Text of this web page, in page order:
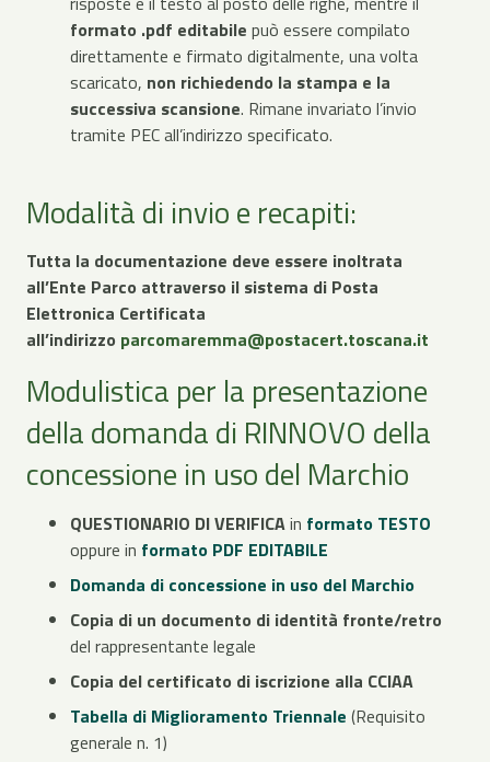
formato .pdf editabile può essere compilato
direttamente e firmato digitalmente, una volta
scaricato, non richiedendo la stampa e la
successiva scansione. Rimane invariato l’invio
tramite PEC all’indirizzo specificato.
Modalità di invio e recapiti:
Tutta la documentazione deve essere inoltrata
all’Ente Parco attraverso il sistema di Posta
Elettronica Certificata
all’indirizzo parcomaremma@postacert.toscana.it
Modulistica per la presentazione
della domanda di RINNOVO della
concessione in uso del Marchio
QUESTIONARIO DI VERIFICAin formato TESTO
oppure in formato PDF EDITABILE
Domanda di concessione in uso del Marchio
Copia di un documento di identità fronte/retro
del rappresentante legale
Copia del certificato di iscrizione alla CCIAA
Tabella di Miglioramento Triennale (Requisito
generale n. 1)